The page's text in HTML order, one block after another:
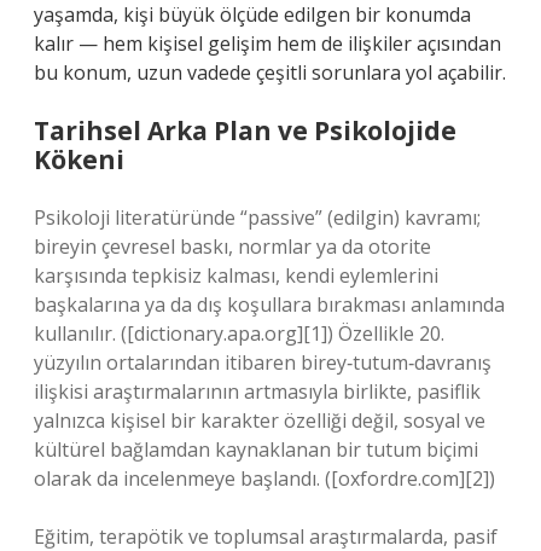
yaşamda, kişi büyük ölçüde edilgen bir konumda
kalır — hem kişisel gelişim hem de ilişkiler açısından
bu konum, uzun vadede çeşitli sorunlara yol açabilir.
Tarihsel Arka Plan ve Psikolojide
Kökeni
Psikoloji literatüründe “passive” (edilgin) kavramı;
bireyin çevresel baskı, normlar ya da otorite
karşısında tepkisiz kalması, kendi eylemlerini
başkalarına ya da dış koşullara bırakması anlamında
kullanılır. ([dictionary.apa.org][1]) Özellikle 20.
yüzyılın ortalarından itibaren birey‑tutum‑davranış
ilişkisi araştırmalarının artmasıyla birlikte, pasiflik
yalnızca kişisel bir karakter özelliği değil, sosyal ve
kültürel bağlamdan kaynaklanan bir tutum biçimi
olarak da incelenmeye başlandı. ([oxfordre.com][2])
Eğitim, terapötik ve toplumsal araştırmalarda, pasif